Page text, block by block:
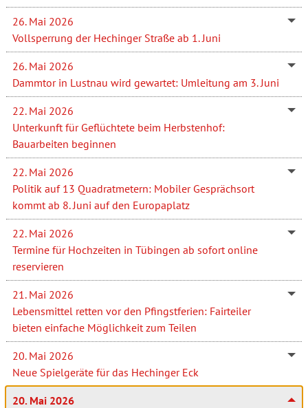
26. Mai 2026
Vollsperrung der Hechinger Straße ab 1. Juni
26. Mai 2026
Dammtor in Lustnau wird gewartet: Umleitung am 3. Juni
22. Mai 2026
Unterkunft für Geflüchtete beim Herbstenhof:
Bauarbeiten beginnen
22. Mai 2026
Politik auf 13 Quadratmetern: Mobiler Gesprächsort
kommt ab 8. Juni auf den Europaplatz
22. Mai 2026
Termine für Hochzeiten in Tübingen ab sofort online
reservieren
21. Mai 2026
Lebensmittel retten vor den Pfingstferien: Fairteiler
bieten einfache Möglichkeit zum Teilen
20. Mai 2026
Neue Spielgeräte für das Hechinger Eck
20. Mai 2026